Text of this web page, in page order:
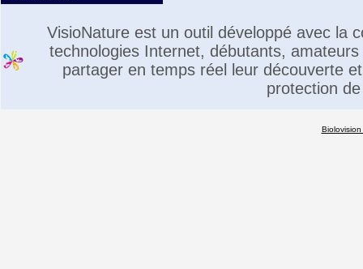
VisioNature est un outil développé avec la
technologies Internet, débutants,
partager en temps réel leur découverte
protection
Biolovision